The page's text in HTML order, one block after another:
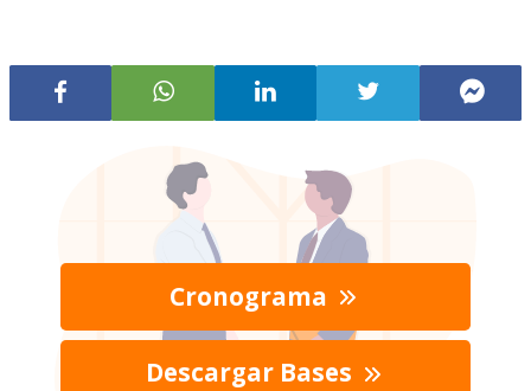
Cronograma
Descargar Bases